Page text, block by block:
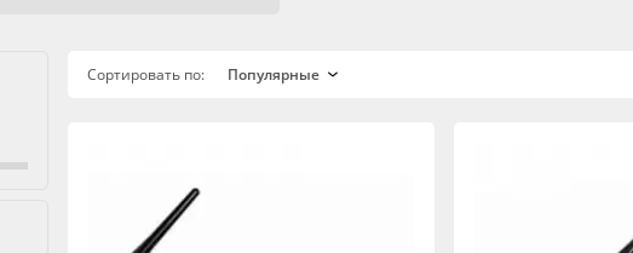
Сортировать по: